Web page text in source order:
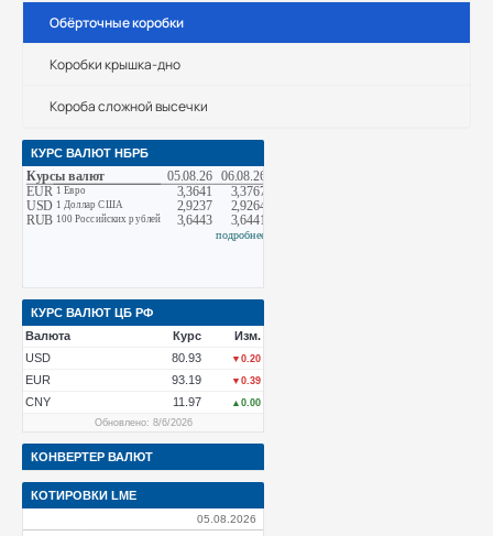
Обёрточные коробки
Коробки крышка-дно
Короба сложной высечки
КУРС ВАЛЮТ НБРБ
КУРС ВАЛЮТ ЦБ РФ
Валюта
Курс
Изм.
USD
80.93 ▼0.20
EUR 93.19 ▼0.39
CNY 11.97
▲0.00
Обновлено: 8/6/2026
КОНВЕРТЕР ВАЛЮТ
КОТИРОВКИ LME
05.08.2026